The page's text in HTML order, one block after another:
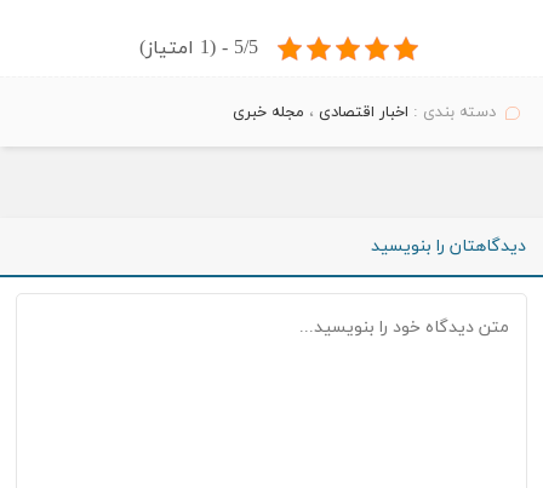
5/5 - (1 امتیاز)
دسته بندی : اخبار اقتصادی ، مجله خبری
دیدگاهتان را بنویسید